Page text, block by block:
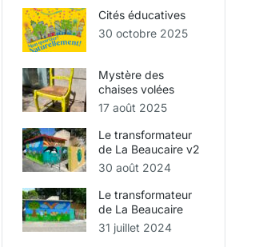
Cités éducatives
30 octobre 2025
Mystère des
chaises volées
17 août 2025
Le transformateur
de La Beaucaire v2
30 août 2024
Le transformateur
de La Beaucaire
31 juillet 2024